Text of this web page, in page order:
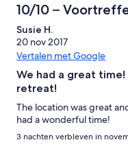
10/10 –
Susie H.
20 nov 2017
Vertalen met Google
We had a great
retreat!
The location was great
had a wonderful time!
3 nachten verbleven in